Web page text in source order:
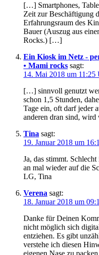
[…] Smartphones,
Zeit zur Beschäftigung
Erfahrungsraum des
Bauer (Auszug aus
Rocks.) […]
Ein Kiosk im Netz -
• Mami rocks sagt:
14. Mai 2018 um 11:25
[…] sinnvoll genutzt
schon 1,5 Stunden,
Tage ein, oft darf jeder
anderen dran sind,
Tina sagt:
19. Januar 2018 um
Ja, das stimmt.
an mal wieder auf die
LG, Tina
Verena sagt:
18. Januar 2018 um
Danke für Deinen
nicht möglich sich
entziehen. Es gibt
verstehe ich diesen
eigenen Nase zu